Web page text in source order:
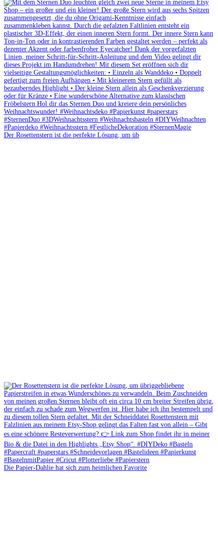
Der Rosettenstern ist die perfekte Lösung, um üb
Die Papier-Dahlie hat sich zum heimlichen Favorite